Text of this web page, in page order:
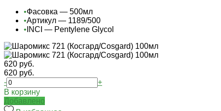
•Фасовка — 500мл
•Артикул — 1189/500
• INCI — Pentylene Glycol
620 руб.
620 руб.
-
+
В корзину
Добавлено